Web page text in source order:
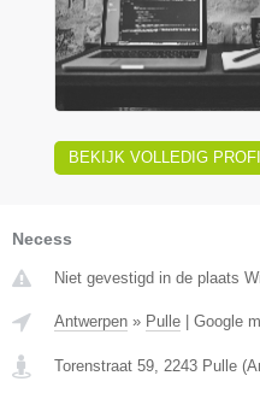
BEKIJK VOLLEDIG
Necess
Niet gevestigd in de plaats
Antwerpen » Pulle Google
Torenstraat 59 2243 Pulle (